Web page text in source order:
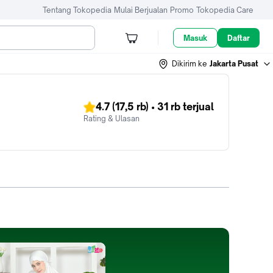
Tentang Tokopedia Mulai Berjualan Promo Tokopedia Care
Masuk Daftar
Dikirim ke Jakarta Pusat
4.7 (17,5 rb) • 31 rb terjual
Rating & Ulasan